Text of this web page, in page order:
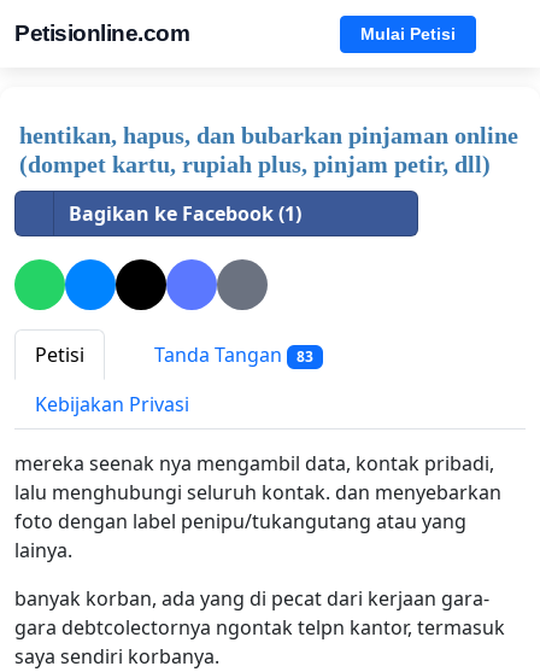
Petisionline.com Mulai Petisi
hentikan, hapus, dan bubarkan pinjaman online
(dompet kartu, rupiah plus, pinjam petir, dll)
Bagikan ke Facebook (1)
Petisi Tanda Tangan 83
Kebijakan Privasi
mereka seenak nya mengambil data, kontak pribadi,
lalu menghubungi seluruh kontak. dan menyebarkan
foto dengan label penipu/tukangutang atau yang
lainya.
banyak korban, ada yang di pecat dari kerjaan gara-
gara debtcolectornya ngontak telpn kantor, termasuk
saya sendiri korbanya.